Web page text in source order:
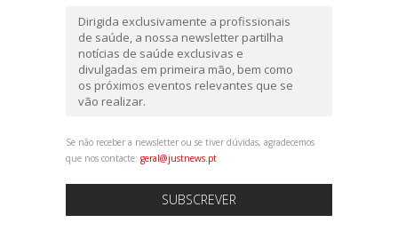
Dirigida exclusivamente a profissionais
de saúde, a nossa newsletter partilha
notícias de saúde exclusivas e
divulgadas em primeira mão, bem como
os próximos eventos relevantes que se
vão realizar.
Se não receber a newsletter ou se tiver dúvidas, agradecemos
que nos contacte: geral@justnews.pt
SUBSCREVER